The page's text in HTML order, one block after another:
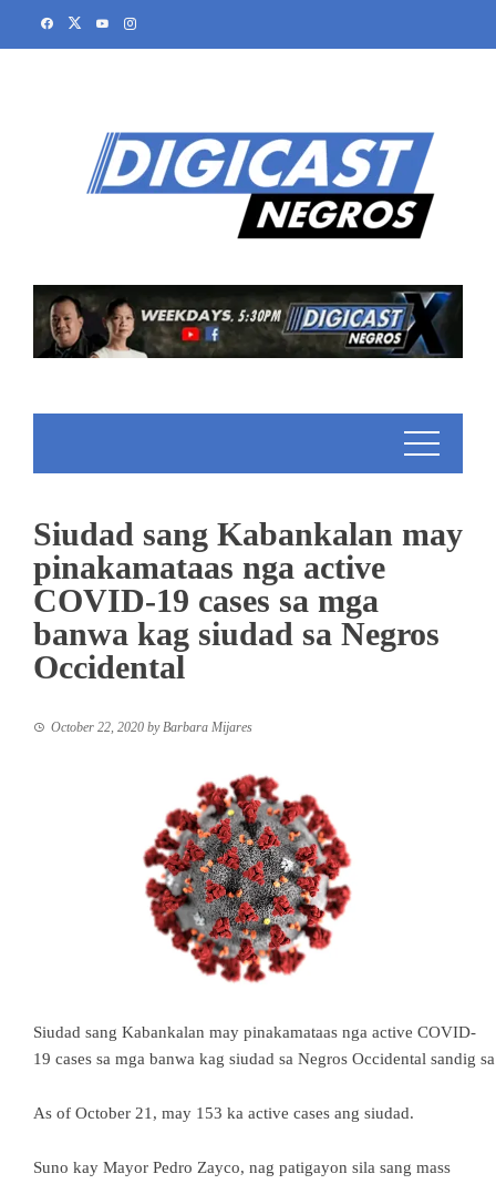
Siudad sang Kabankalan may
pinakamataas nga active
COVID-19 cases sa mga
banwa kag siudad sa Negros
Occidental
October 22, 2020 by Barbara Mijares
Siudad sang Kabankalan may pinakamataas nga active COVID-
19 cases sa mga banwa kag siudad sa Negros Occidental sandig
As of October 21, may 153 ka active cases ang siudad.
Suno kay Mayor Pedro Zayco, nag patigayon sila sang mass